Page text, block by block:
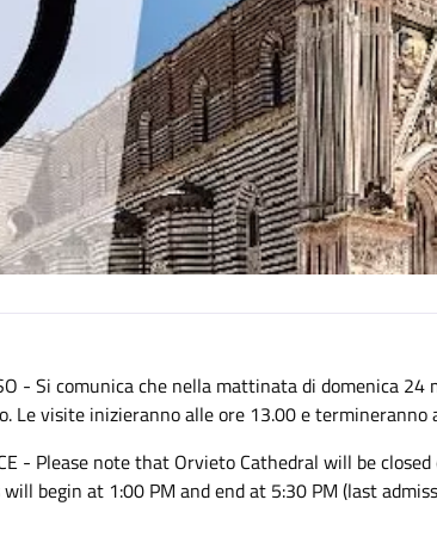
- Si comunica che nella mattinata di domenica
Le visite inizieranno alle ore 13.00 e
- Please note that Orvieto Cathedral will be
will begin at 1:00 PM and end at 5:30 PM (last